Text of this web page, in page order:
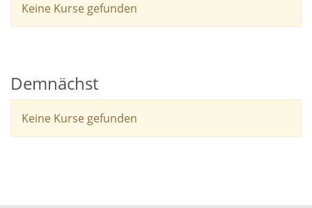
Keine Kurse gefunden
Demnächst
Keine Kurse gefunden